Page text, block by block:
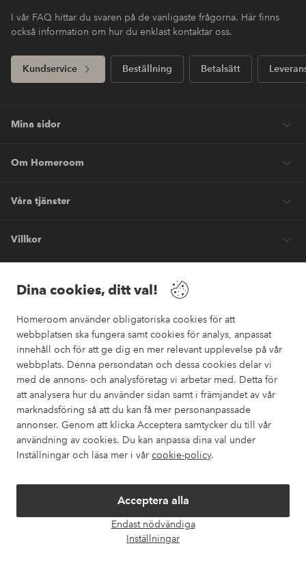
Dina cookies, ditt val!
Homeroom använder obligatoriska cookies för att
webbplatsen ska fungera samt cookies för analys, anpassat
innehåll och för att ge dig en mer relevant upplevelse på vår
webbplats. Denna persondatan och dessa cookies delar vi
med de annons- och analysföretag vi arbetar med. Detta för
att analysera hur du använder sidan samt i främjandet av vår
marknadsföring så att du kan få mer personanpassade
annonser. Genom att klicka Acceptera samtycker du till vår
användning av cookies. Du kan anpassa dina val under
Inställningar och läsa mer i vår cookie-policy.
Acceptera alla
Endast nödvändiga
Inställningar
I vår FAQ hittar du svaren på de vanligaste frågorna. Här finns
också information om hur du enklast kontaktar oss.
Kundservice Beställning Betalsätt
Mina sidor
Om Homeroom
Våra tjänster
Villkor
Säkra betalningar
Vill du veta mer om våra betalalternativ ?
elpy